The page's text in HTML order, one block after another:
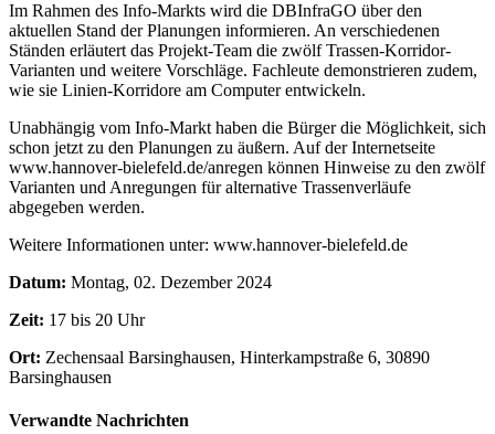
Im Rahmen des Info-Markts wird die DBInfraGO über den
aktuellen Stand der Planungen informieren. An verschiedenen
Ständen erläutert das Projekt-Team die zwölf Trassen-Korridor-
Varianten und weitere Vorschläge. Fachleute demonstrieren zudem,
wie sie Linien-Korridore am Computer entwickeln.
Unabhängig vom Info-Markt haben die Bürger die Möglichkeit, sich
schon jetzt zu den Planungen zu äußern. Auf der Internetseite
www.hannover-bielefeld.de/anregen können Hinweise zu den zwölf
Varianten und Anregungen für alternative Trassenverläufe
abgegeben werden.
Weitere Informationen unter: www.hannover-bielefeld.de
Datum: Montag, 02. Dezember 2024
Zeit: 17 bis 20 Uhr
Ort: Zechensaal Barsinghausen, Hinterkampstraße 6, 30890
Barsinghausen
Verwandte Nachrichten